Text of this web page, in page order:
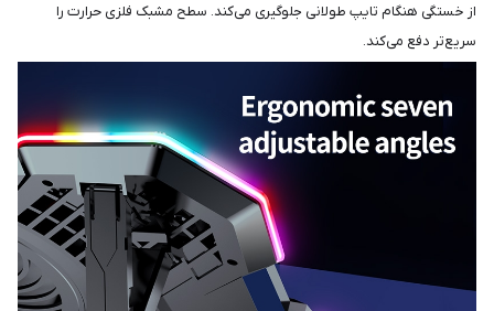
از خستگی هنگام تایپ طولانی جلوگیری می‌کند. سطح مشبک فلزی حرارت را
سریع‌تر دفع می‌کند.